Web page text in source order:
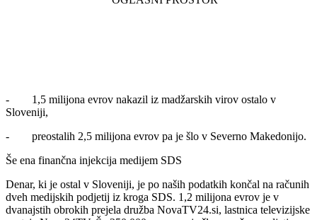
- 1,5 milijona evrov nakazil iz madžarskih virov ostalo v
Sloveniji,
- preostalih 2,5 milijona evrov pa je šlo v Severno Makedonijo.
Še ena finančna injekcija medijem SDS
Denar, ki je ostal v Sloveniji, je po naših podatkih končal na računih
dveh medijskih podjetij iz kroga SDS. 1,2 milijona evrov je v
dvanajstih obrokih prejela družba NovaTV24.si, lastnica televizijske